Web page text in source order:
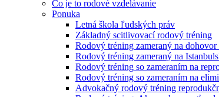
Čo je to rodové vzdelávanie
Ponuka
Letná škola ľudských práv
Základný scitlivovací rodový tréning
Rodový tréning zameraný na
Rodový tréning zameraný na
Rodový tréning so zameraním na
Rodový tréning so zameraním na
Advokačný rodový tréning